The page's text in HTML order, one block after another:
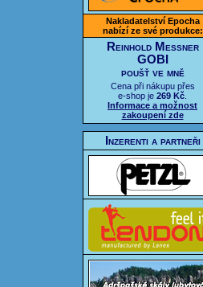
Nakladatelství Epocha
nabízí ze své produkce:
Reinhold Messner
GOBI
poušť ve mně
Cena při nákupu přes
e-shop je 269 Kč
Informace a možnost
zakoupení zde
Inzerenti a partneři